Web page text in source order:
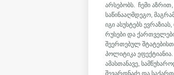
არსებობს. ჩემი
საწინააღმდეგო,
იგი ასუსტებს
რუსები და
შეერთებულ
პოლიტიკა
ამასთანავე,